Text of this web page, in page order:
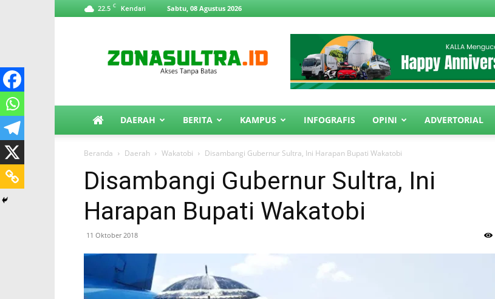
22.5 C Kendari Sabtu, 08 Agustus 2026
DAERAH BERITA KAMPUS INFOGRAFIS OPINI ADVERTORIAL
Beranda Daerah Wakatobi Disambangi Gubernur Sultra, Ini Harapan Bupati Wakatobi
Disambangi Gubernur Sultra, Ini
Harapan Bupati Wakatobi
11 Oktober 2018